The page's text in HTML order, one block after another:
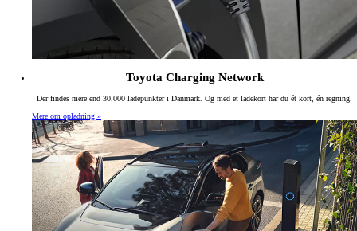
Toyota Charging Network
Der findes mere end 30.000 ladepunkter i Danmark. Og med et ladekort har du ét kort, én regning.
Mere om opladning »